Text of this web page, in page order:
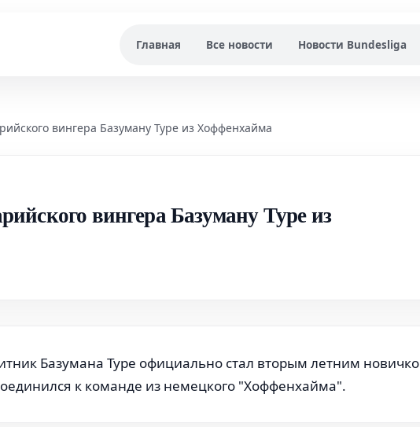
Главная Все новости Новости Bundesliga
вингера Базуману Туре из Хоффенхайма
вингера Базуману Туре из
Базумана Туре официально стал вторым летним
к команде из немецкого "Хоффенхайма".